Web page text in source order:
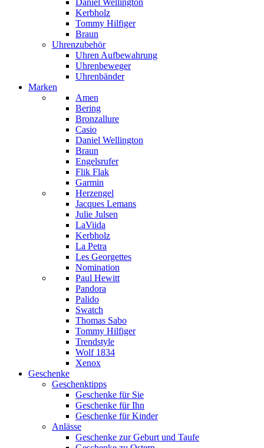
Daniel Wellington
Kerbholz
Tommy Hilfiger
Braun
Uhrenzubehör
Uhren Aufbewahrung
Uhrenbeweger
Uhrenbänder
Marken
Amen
Bering
Bronzallure
Casio
Daniel Wellington
Braun
Engelsrufer
Flik Flak
Garmin
Herzengel
Jacques Lemans
Julie Julsen
LaViida
Kerbholz
La Petra
Les Georgettes
Nomination
Paul Hewitt
Pandora
Palido
Swatch
Thomas Sabo
Tommy Hilfiger
Trendstyle
Wolf 1834
Xenox
Geschenke
Geschenktipps
Geschenke für Sie
Geschenke für Ihn
Geschenke für Kinder
Anlässe
Geschenke zur Geburt und Taufe